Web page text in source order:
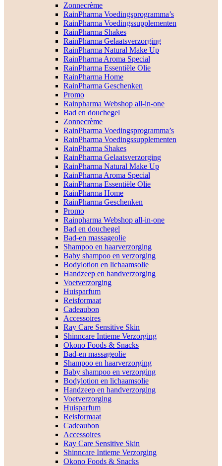
Zonnecrème
RainPharma Voedingsprogramma’s
RainPharma Voedingssupplementen
RainPharma Shakes
RainPharma Gelaatsverzorging
RainPharma Natural Make Up
RainPharma Aroma Special
RainPharma Essentiële Olie
RainPharma Home
RainPharma Geschenken
Promo
Rainpharma Webshop all-in-one
Bad en douchegel
Zonnecrème
RainPharma Voedingsprogramma’s
RainPharma Voedingssupplementen
RainPharma Shakes
RainPharma Gelaatsverzorging
RainPharma Natural Make Up
RainPharma Aroma Special
RainPharma Essentiële Olie
RainPharma Home
RainPharma Geschenken
Promo
Rainpharma Webshop all-in-one
Bad en douchegel
Bad-en massageolie
Shampoo en haarverzorging
Baby shampoo en verzorging
Bodylotion en lichaamsolie
Handzeep en handverzorging
Voetverzorging
Huisparfum
Reisformaat
Cadeaubon
Accessoires
Ray Care Sensitive Skin
Shinncare Intieme Verzorging
Okono Foods & Snacks
Bad-en massageolie
Shampoo en haarverzorging
Baby shampoo en verzorging
Bodylotion en lichaamsolie
Handzeep en handverzorging
Voetverzorging
Huisparfum
Reisformaat
Cadeaubon
Accessoires
Ray Care Sensitive Skin
Shinncare Intieme Verzorging
Okono Foods & Snacks